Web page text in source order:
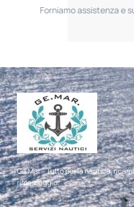
Forniamo assistenza e
Ge.Mar – Tutto per la nautica,
rimessaggio.